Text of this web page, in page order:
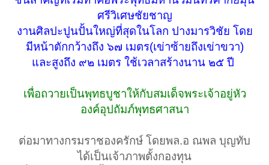
ศรีวิเศษชัยชาญ
งานศิลปะปูนปั้นใหญ่ที่สุดในโลก ปางมารวิชัย โดย
มีหน้าตักกว้างถึง ๖๗ เมตร(เข่าซ้ายถึงเข่าขวา)
และสูงถึง ๙๒ เมตร ใช้เวลาสร้างนาน ๒๕ ปี
เพื่อถวายเป็นพุทธบูชาให้กับสมเด็จพระเจ้าอยู่หัว
องค์อุปถัมภ์พุทธศาสนา
ต่อมาทางกรมราชองครักษ์ โดยพล.อ ณพล บุญทับ
ได้เป็นเจ้าภาพตั้งกองทุน